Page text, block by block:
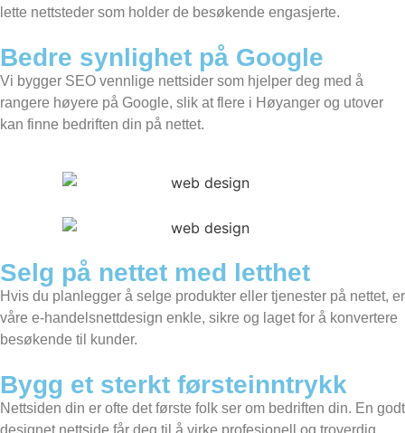
lette nettsteder som holder de besøkende engasjerte.
Bedre synlighet på Google
Vi bygger SEO vennlige nettsider som hjelper deg med å
rangere høyere på Google, slik at flere i Høyanger og utover
kan finne bedriften din på nettet.
Selg på nettet med letthet
Hvis du planlegger å selge produkter eller tjenester på nettet, er
våre e-handelsnettdesign enkle, sikre og laget for å konvertere
besøkende til kunder.
Bygg et sterkt førsteinntrykk
Nettsiden din er ofte det første folk ser om bedriften din. En godt
designet nettside får deg til å virke profesjonell og troverdig,